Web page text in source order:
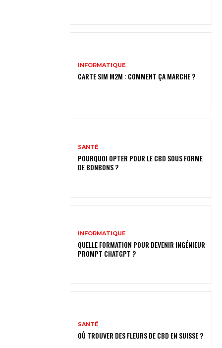
INFORMATIQUE
CARTE SIM M2M : COMMENT ÇA MARCHE ?
SANTÉ
POURQUOI OPTER POUR LE CBD SOUS FORME
DE BONBONS ?
INFORMATIQUE
QUELLE FORMATION POUR DEVENIR INGÉNIEUR
PROMPT CHATGPT ?
SANTÉ
OÙ TROUVER DES FLEURS DE CBD EN SUISSE ?